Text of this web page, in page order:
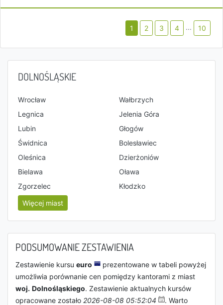
1 2 3 4 ... 10
DOLNOŚLĄSKIE
Wrocław
Wałbrzych
Legnica
Jelenia Góra
Lubin
Głogów
Świdnica
Bolesławiec
Oleśnica
Dzierżoniów
Bielawa
Oława
Zgorzelec
Kłodzko
Więcej miast
PODSUMOWANIE ZESTAWIENIA
Zestawienie kursu euro
prezentowane w tabeli powyżej
umożliwia porównanie cen pomiędzy kantorami z miast
woj. Dolnośląskiego. Zestawienie aktualnych kursów
opracowane zostało 2026-08-08 05:52:04
. Warto